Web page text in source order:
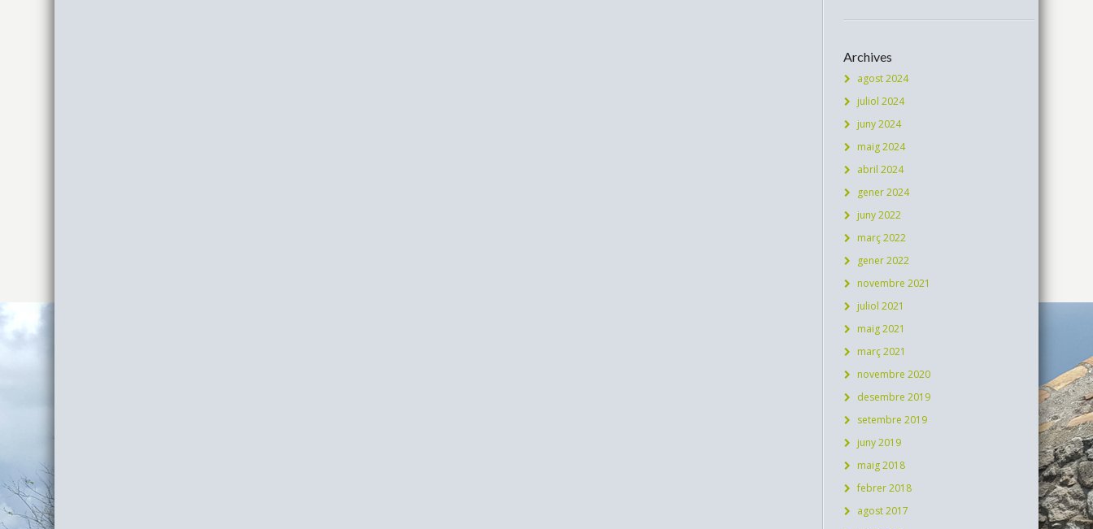
Archives
agost 2024
juliol 2024
juny 2024
maig 2024
abril 2024
gener 2024
juny 2022
març 2022
gener 2022
novembre 2021
juliol 2021
maig 2021
març 2021
novembre 2020
desembre 2019
setembre 2019
juny 2019
maig 2018
febrer 2018
agost 2017